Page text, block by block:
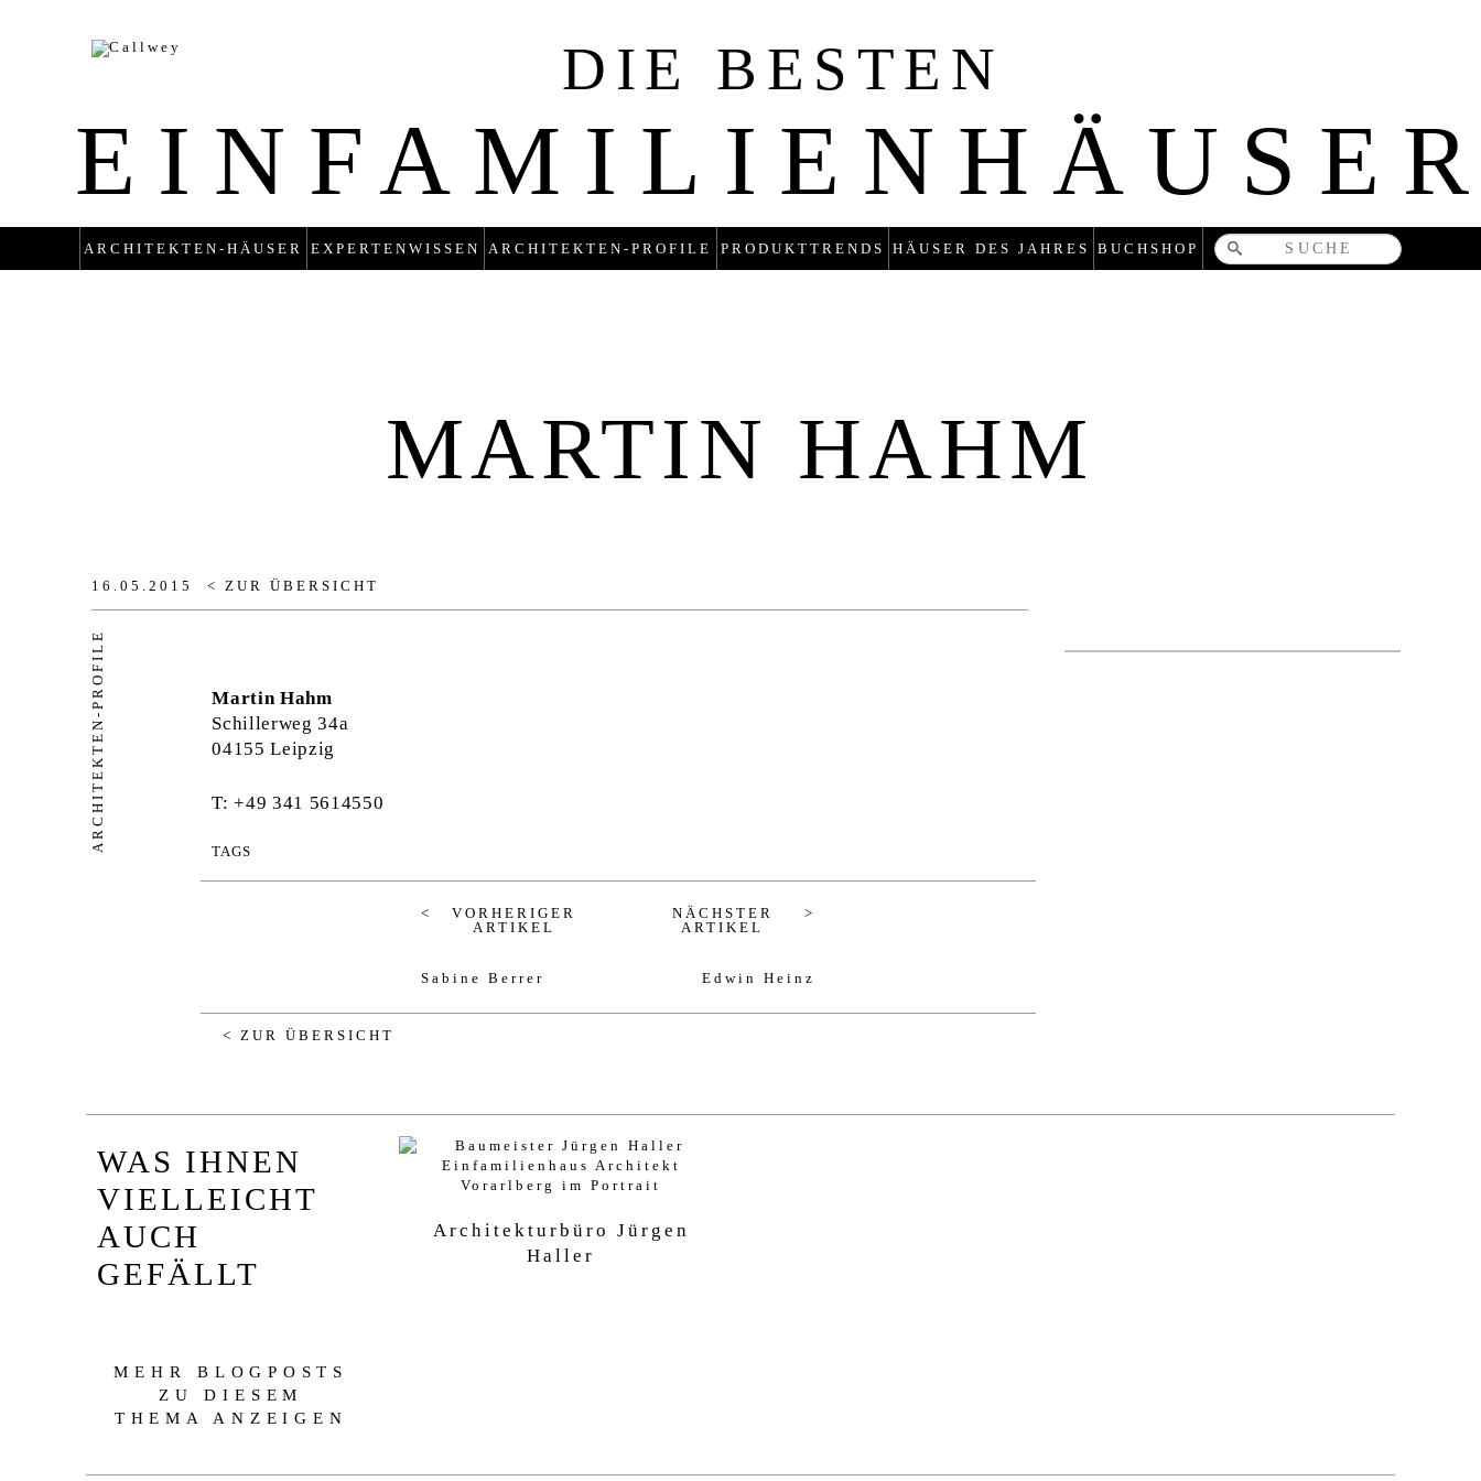
DIE BESTEN
ARCHITEKTEN-HÄUSER EXPERTENWISSEN ARCHITEKTEN-PROFILE PRODUKTTRENDS HÄUSER DES JAHRES BUCHSHOP Bücher-
MARTIN HAHM
16.05.2015 < ZUR ÜBERSICHT
ARCHITEKTEN-PROFILE
Martin Hahm
Schillerweg 34a
04155 Leipzig
T: +49 341 5614550
TAGS
VORHERIGER
ARTIKEL
Sabine Berrer
NÄCHSTER
ARTIKEL
Edwin Heinz
< ZUR ÜBERSICHT
WAS IHNEN
VIELLEICHT
AUCH
GEFÄLLT
MEHR BLOGPOSTS
ZU DIESEM
THEMA ANZEIGEN
Architekturbüro Jürgen
Haller